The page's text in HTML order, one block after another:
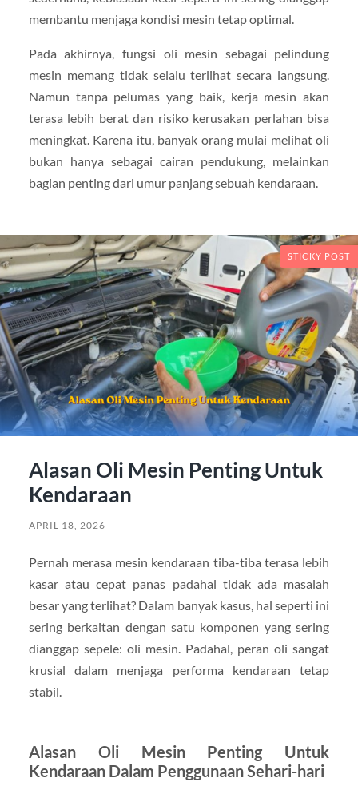
membantu menjaga kondisi mesin tetap optimal.
Pada akhirnya, fungsi oli mesin sebagai pelindung
mesin memang tidak selalu terlihat secara langsung.
Namun tanpa pelumas yang baik, kerja mesin akan
terasa lebih berat dan risiko kerusakan perlahan bisa
meningkat. Karena itu, banyak orang mulai melihat oli
bukan hanya sebagai cairan pendukung, melainkan
bagian penting dari umur panjang sebuah kendaraan.
STICKY POST
Alasan Oli Mesin Penting Untuk
Kendaraan
APRIL 18, 2026
Pernah merasa mesin kendaraan tiba-tiba terasa lebih
kasar atau cepat panas padahal tidak ada masalah
besar yang terlihat? Dalam banyak kasus, hal seperti ini
sering berkaitan dengan satu komponen yang sering
dianggap sepele: oli mesin. Padahal, peran oli sangat
krusial dalam menjaga performa kendaraan tetap
stabil.
Alasan Oli Mesin Penting Untuk
Kendaraan Dalam Penggunaan Sehari-hari